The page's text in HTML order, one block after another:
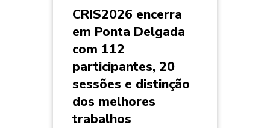
CRIS2026 encerra
em Ponta Delgada
com 112
participantes, 20
sessões e distinção
dos melhores
trabalhos